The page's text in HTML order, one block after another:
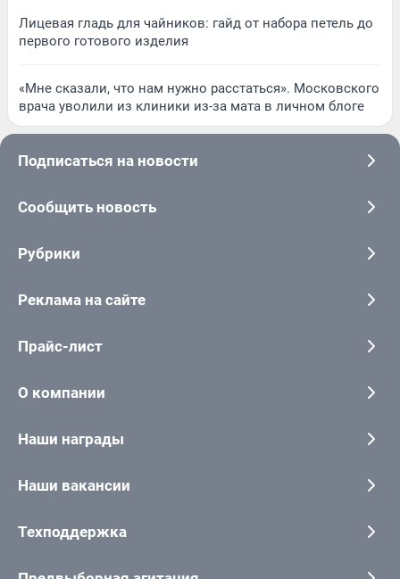
Лицевая гладь для чайников: гайд от набора петель до
первого готового изделия
«Мне сказали, что нам нужно расстаться». Московского
врача уволили из клиники из-за мата в личном блоге
Подписаться на новости
Сообщить новость
Рубрики
Реклама на сайте
Прайс-лист
О компании
Наши награды
Наши вакансии
Техподдержка